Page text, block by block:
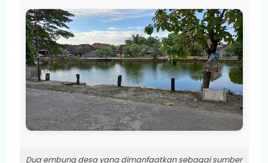
Dua embung desa yang dimanfaatkan sebagai sumber